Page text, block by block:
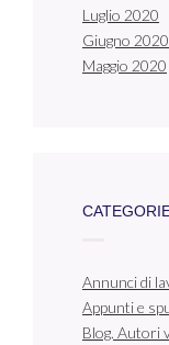
Luglio 2020
Giugno 2020
Maggio 2020
Annunci di
Appunti e
Blog. Autori